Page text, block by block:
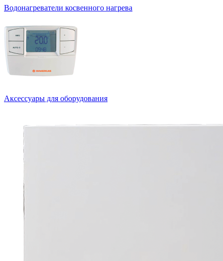
Водонагреватели косвенного нагрева
Аксессуары для оборудования